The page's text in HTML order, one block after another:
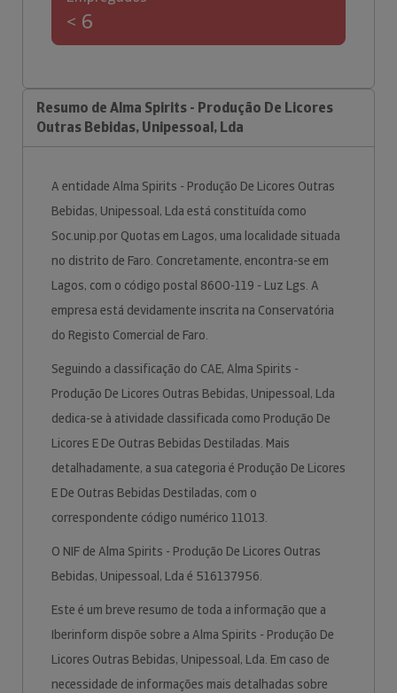
< 6
Resumo de Alma Spirits - Produção De Licores
Outras Bebidas, Unipessoal, Lda
A entidade Alma Spirits - Produção De Licores Outras
Bebidas, Unipessoal, Lda está constituída como
Soc.unip.por Quotas em Lagos, uma localidade situada
no distrito de Faro. Concretamente, encontra-se em
Lagos, com o código postal 8600-119 - Luz Lgs. A
empresa está devidamente inscrita na Conservatória
do Registo Comercial de Faro.
Seguindo a classificação do CAE, Alma Spirits -
Produção De Licores Outras Bebidas, Unipessoal, Lda
dedica-se à atividade classificada como Produção De
Licores E De Outras Bebidas Destiladas. Mais
detalhadamente, a sua categoria é Produção De Licores
E De Outras Bebidas Destiladas, com o
correspondente código numérico 11013.
O NIF de Alma Spirits - Produção De Licores Outras
Bebidas, Unipessoal, Lda é 516137956.
Este é um breve resumo de toda a informação que a
Iberinform dispõe sobre a Alma Spirits - Produção De
Licores Outras Bebidas, Unipessoal, Lda. Em caso de
necessidade de informações mais detalhadas sobre